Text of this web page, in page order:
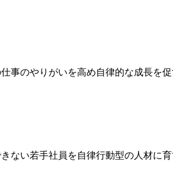
事のやりがいを高め自律的な成長を促
ない若手社員を自律行動型の人材に育